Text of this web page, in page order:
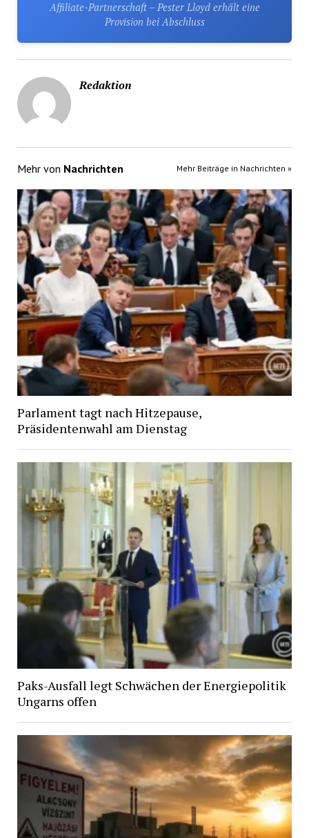
Affiliate-Partnerschaft – Pester Lloyd erhält eine
Provision bei Abschluss
Redaktion
Mehr von Nachrichten Mehr Beiträge in Nachrichten »
Parlament tagt nach Hitzepause,
Präsidentenwahl am Dienstag
Paks-Ausfall legt Schwächen der Energiepolitik
Ungarns offen